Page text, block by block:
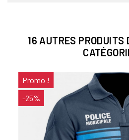
16 AUTRES PRODUITS
Promo !
-25%